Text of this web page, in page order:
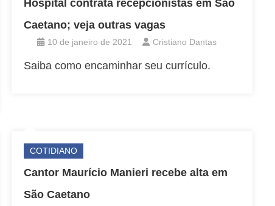
Hospital contrata recepcionistas em São
Caetano; veja outras vagas
10 de janeiro de 2021 Cristiano Dantas
Saiba como encaminhar seu currículo.
COTIDIANO
Cantor Maurício Manieri recebe alta em
São Caetano